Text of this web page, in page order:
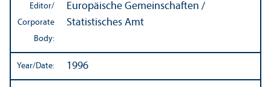
Editor/
Corporate
Body:
Europäische Gemeinschaften /
Statistisches Amt
Year/Date: 1996